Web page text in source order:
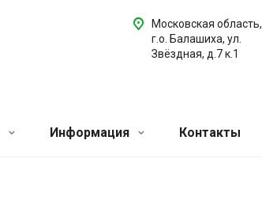
Московская область,
г.о. Балашиха, ул.
Звёздная, д.7 к.1
Информация Контакты